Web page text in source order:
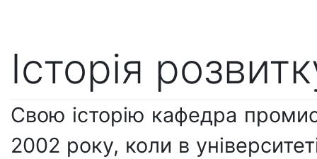
Історія
Свою історію кафедра
2002 року, коли в